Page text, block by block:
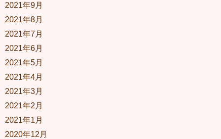
2021年9月
2021年8月
2021年7月
2021年6月
2021年5月
2021年4月
2021年3月
2021年2月
2021年1月
2020年12月